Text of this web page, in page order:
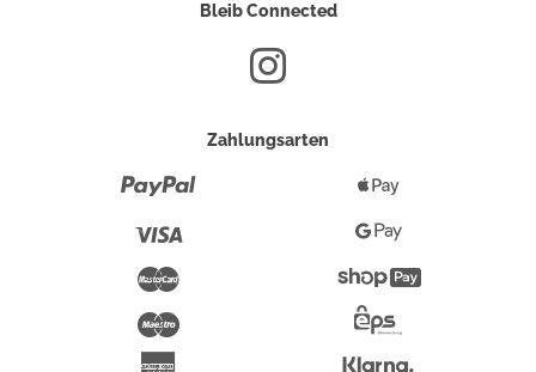
Bleib Connected
Zahlungsarten
Maestro
Pay
Google
PayShopify
Überweisung